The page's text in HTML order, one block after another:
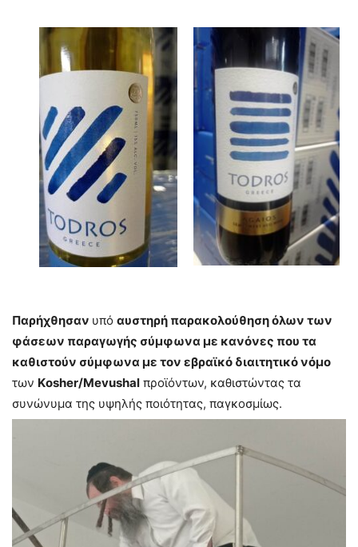
Παρήχθησαν υπό αυστηρή παρακολούθηση όλων των
φάσεων παραγωγής σύμφωνα με κανόνες που τα
καθιστούν σύμφωνα με τον εβραϊκό διαιτητικό νόμο
των Κosher/Mevushal προϊόντων, καθιστώντας τα
συνώνυμα της υψηλής ποιότητας, παγκοσμίως.